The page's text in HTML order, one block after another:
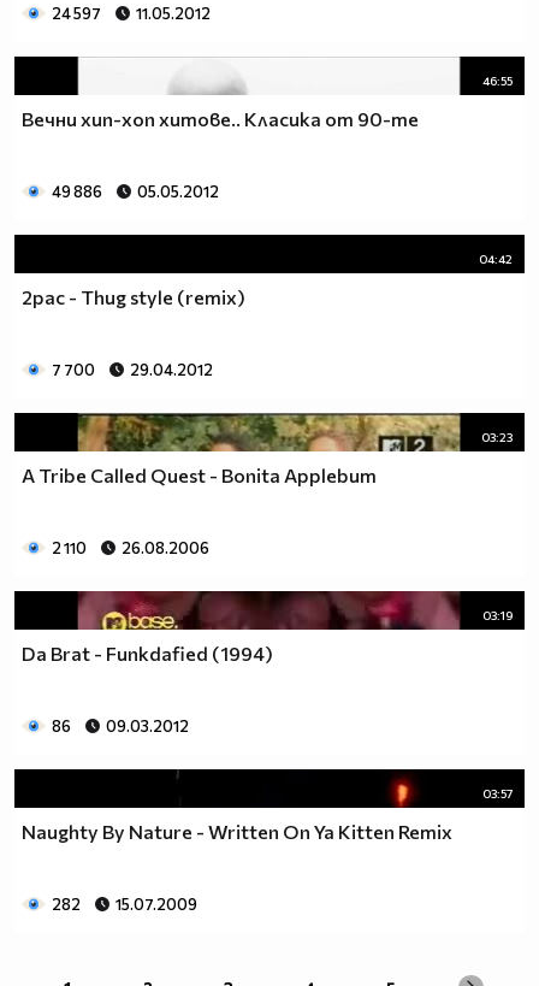
24 597 11.05.2012
46:55
Вечни хип-хоп хитове.. Класика от 90-те
49 886 05.05.2012
04:42
2pac - Thug style (remix)
7 700 29.04.2012
03:23
A Tribe Called Quest - Bonita Applebum
2 110 26.08.2006
03:19
Da Brat - Funkdafied (1994)
86 09.03.2012
03:57
Naughty By Nature - Written On Ya Kitten Remix
282 15.07.2009